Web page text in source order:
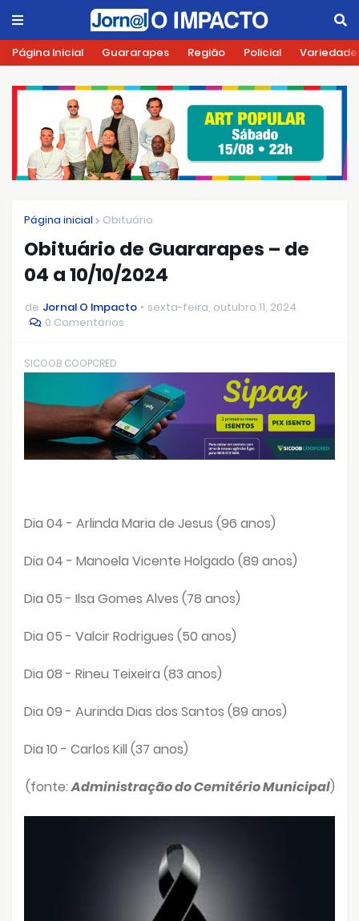
Página Inicial Guararapes Região Policial
Página inicial Obituário
Obituário de Guararapes – de
04 a 10/10/2024
de Jornal O Impacto
sexta-feira, outubro 11, 2024
0 Comentários
SICOOB COOPCRED
Dia 04 - Arlinda Maria de Jesus (96 anos)
Dia 04 - Manoela Vicente Holgado (89 anos)
Dia 05 - Ilsa Gomes Alves (78 anos)
Dia 05 - Valcir Rodrigues (50 anos)
Dia 08 - Rineu Teixeira (83 anos)
Dia 09 - Aurinda Dias dos Santos (89 anos)
Dia 10 - Carlos Kill (37 anos)
(fonte:Administração do Cemitério Municipal)